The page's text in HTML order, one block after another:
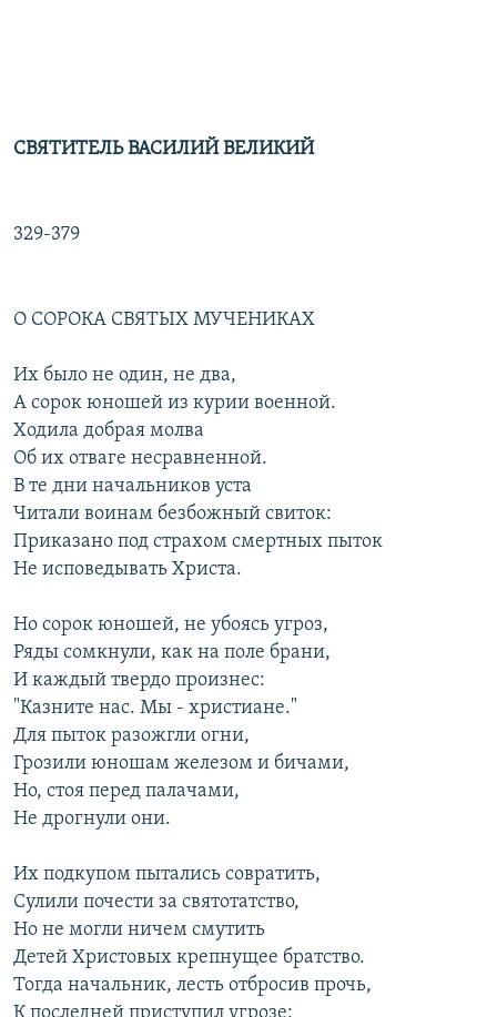
СВЯТИТЕЛЬ ВАСИЛИЙ ВЕЛИКИЙ
329-379
О СОРОКА СВЯТЫХ МУЧЕНИКАХ
Их было не один, не два,
А сорок юношей из курии военной.
Ходила добрая молва
Об их отваге несравненной.
В те дни начальников уста
Читали воинам безбожный свиток:
Приказано под страхом смертных пыток
Не исповедывать Христа.
Но сорок юношей, не убоясь угроз,
Ряды сомкнули, как на поле брани,
И каждый твердо произнес:
"Казните нас. Мы - христиане."
Для пыток разожгли огни,
Грозили юношам железом и бичами,
Но, стоя перед палачами,
Не дрогнули они.
Их подкупом пытались совратить,
Сулили почести за святотатство,
Но не могли ничем смутить
Детей Христовых крепнущее братство.
Тогда начальник, лесть отбросив прочь,